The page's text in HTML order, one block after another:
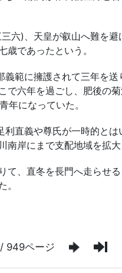
/ 949ページ